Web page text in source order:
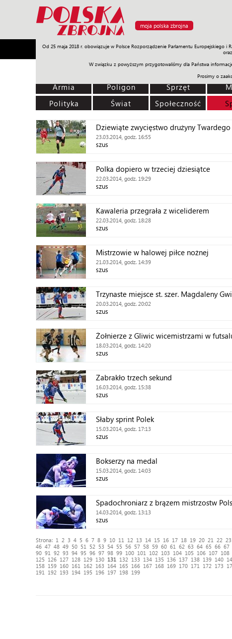
moja polska zbrojna
Od 25 maja 2018 r. obowiązuje w Polsce Rozporządzenie Parlamentu Europejskiego
W związku z powyższym przygotowaliśmy dla Państwa
Prosimy o
Armia Poligon Sprzęt Misje Polityka Prawo
Armia Poligon Sprzęt
Polityka
Świat Społeczność
Dziewiąte zwycięstwo drużyny Twardego
23.03.2014, godz. 16:55
szus
Polka dopiero w trzeciej dziesiątce
22.03.2014, godz. 19:29
szus
Kawaleria przegrała z wiceliderem
22.03.2014, godz. 18:28
szus
Mistrzowie w halowej piłce nożnej
21.03.2014, godz. 14:39
szus
Trzynaste miejsce st. szer. Magdaleny
20.03.2014, godz. 20:02
szus
Żołnierze z Gliwic wicemistrzami w
18.03.2014, godz. 14:20
szus
Zabrakło trzech sekund
16.03.2014, godz. 15:38
szus
Słaby sprint Polek
15.03.2014, godz. 17:13
szus
Bokserzy na medal
15.03.2014, godz. 14:03
szus
Spadochroniarz z brązem mistrzostw
14.03.2014, godz. 13:13
szus
Strona: 1 2 3 4 5 6 7 8 9 10 11 12 13 14 15 16 17 18 19 20 21 22 23
46 47 48 49 50 51 52 53 54 55 56 57 58 59 60 61 62 63 64 65 66 67
90 91 92 93 94 95 96 97 98 99 100 101 102 103 104 105 106 107 108
125
126 127 128 129 130 131 132 133 134 135 136 137 138 139 140
158 159 160 161 162 163 164 165 166 167 168 169 170 171 172 173
191
192 193 194 195 196 197 198 199